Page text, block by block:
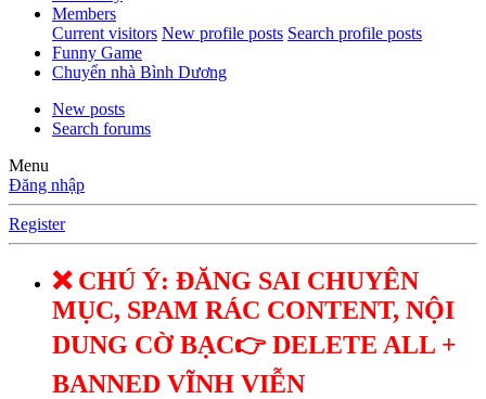
Members
Current visitors New profile posts Search profile posts
Funny Game
Chuyển nhà Bình Dương
New posts
Search forums
Menu
Đăng nhập
Register
❌ CHÚ Ý: ĐĂNG SAI CHUYÊN
MỤC, SPAM RÁC CONTENT, NỘI
DUNG CỜ BẠC👉 DELETE ALL +
BANNED VĨNH VIỄN